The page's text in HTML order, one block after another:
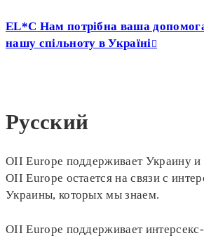
EL*C Нам потрібна ваша
нашу спільноту в Україні
Русский
OII Europe поддерживает Украину
OII Europe остается на связи с
Украины, которых мы знаем.
OII Europe поддерживает